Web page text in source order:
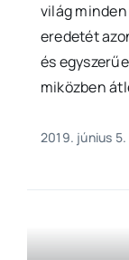
világ
eredetét
és
miközben
2019. június 5.